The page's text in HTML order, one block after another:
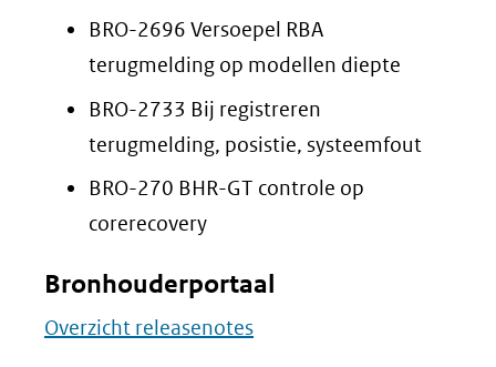
BRO-2696 Versoepel RBA
terugmelding op modellen diepte
BRO-2733 Bij registreren
terugmelding, posistie, systeemfout
BRO-270 BHR-GT controle op
corerecovery
Bronhouderportaal
Overzicht releasenotes